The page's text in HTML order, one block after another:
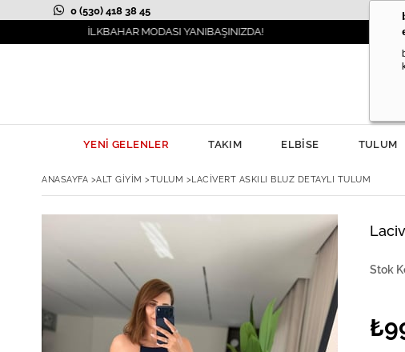
0 (530) 418 38 45
İLKBAHAR MODASI YANIBAŞINIZDA!
3000TL
YENİ GELENLER TAKIM ELBİSE TULUM
ANASAYFA >ALT GİYİM >TULUM >LACIVERT ASKILI BLUZ DETAYLI TULUM